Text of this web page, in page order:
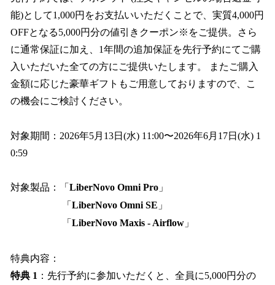
能)として1,000円をお支払いいただくことで、実質4,000円
OFFとなる5,000円分の値引きクーポン※をご提供。さら
に通常保証に加え、1年間の追加保証を先行予約にてご購
入いただいた全ての方にご提供いたします。 またご購入
金額に応じた豪華ギフトもご用意しておりますので、こ
の機会にご検討ください。
対象期間：2026年5月13日(水) 11:00〜2026年6月17日(水) 1
0:59
対象製品：「 LiberNovo Omni Pro 」
「 LiberNovo Omni SE 」
「 LiberNovo Maxis - Airflow 」
特典内容：
特典 1 ：先行予約に参加いただくと、全員に5,000円分の